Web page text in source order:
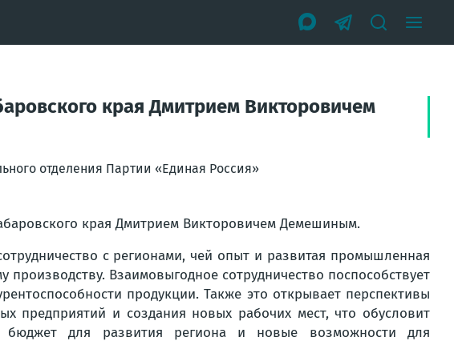
края Дмитрием Викторовичем
отделения Партии «Единая Россия»
края Дмитрием Викторовичем Демешиным.
с регионами, чей опыт и развитая промышленная
Взаимовыгодное сотрудничество поспособствует
продукции. Также это открывает перспективы
предприятий и создания новых рабочих мест, что обусловит
бюджет для развития региона и новые возможности для